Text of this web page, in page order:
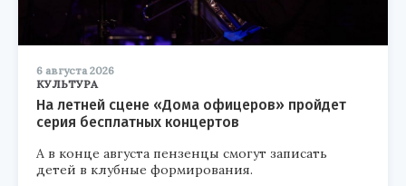
6 августа 2026
КУЛЬТУРА
На летней сцене «Дома офицеров» пройдет
серия бесплатных концертов
А в конце августа пензенцы смогут записать
детей в клубные формирования.